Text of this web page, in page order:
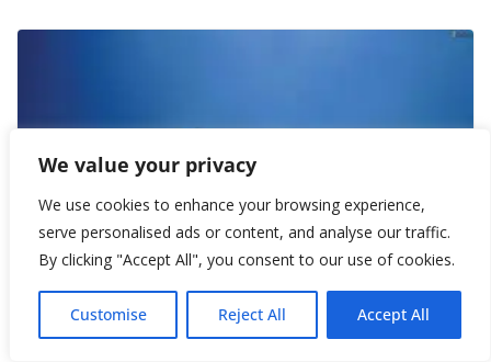
We value your privacy
We use cookies to enhance your browsing experience,
serve personalised ads or content, and analyse our traffic.
By clicking "Accept All", you consent to our use of cookies.
Customise Reject All Accept All